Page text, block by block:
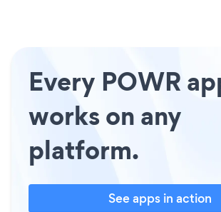
Every POWR
works on any
platform.
See apps in action